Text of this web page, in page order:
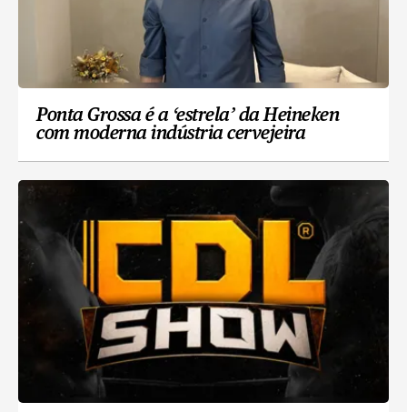
Ponta Grossa é a ‘estrela’ da Heineken
com moderna indústria cervejeira